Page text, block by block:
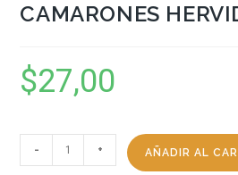
CAMARONES
$27,00
- + AÑADIR AL